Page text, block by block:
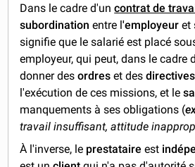
Dans le cadre d'uncontrat de
subordination entre l'employeur et
signifie que le salarié est placé
employeur, qui peut, dans le cadre
donner desordres et desdirectives
l'exécution de ces missions, et le
manquements à ses obligations (
travail insuffisant, attitude
À l'inverse, le prestataireest